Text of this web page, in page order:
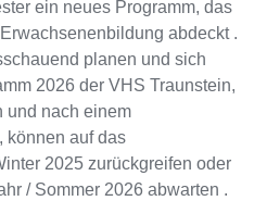
ein neues Programm, das
abdeckt .
planen und sich
2026 der VHS Traunstein,
und nach einem
können auf das
2025 zurückgreifen oder
/ Sommer 2026 abwarten .